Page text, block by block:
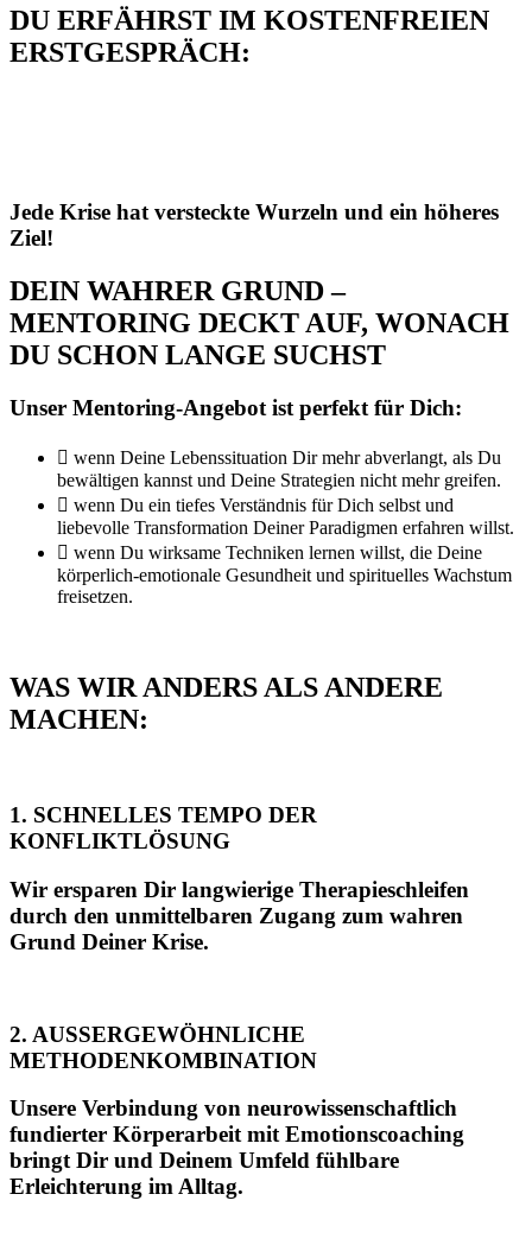
DU ERFÄHRST IM KOSTENFREIEN
ERSTGESPRÄCH:
Jede Krise hat versteckte Wurzeln und ein höheres
Ziel!
DEIN WAHRER GRUND –
MENTORING DECKT AUF, WONACH
DU SCHON LANGE SUCHST
Unser Mentoring-Angebot ist perfekt für Dich:
wenn Deine Lebenssituation Dir mehr abverlangt, als Du
bewältigen kannst und Deine Strategien nicht mehr greifen.
wenn Du ein tiefes Verständnis für Dich selbst und
liebevolle Transformation Deiner Paradigmen erfahren willst.
wenn Du wirksame Techniken lernen willst, die Deine
körperlich-emotionale Gesundheit und spirituelles Wachstum
freisetzen.
WAS WIR ANDERS ALS ANDERE
MACHEN:
1. SCHNELLES TEMPO DER
KONFLIKTLÖSUNG
Wir ersparen Dir langwierige Therapieschleifen
durch den unmittelbaren Zugang zum wahren
Grund Deiner Krise.
2. AUSSERGEWÖHNLICHE
METHODENKOMBINATION
Unsere Verbindung von neurowissenschaftlich
fundierter Körperarbeit mit Emotionscoaching
bringt Dir und Deinem Umfeld fühlbare
Erleichterung im Alltag.